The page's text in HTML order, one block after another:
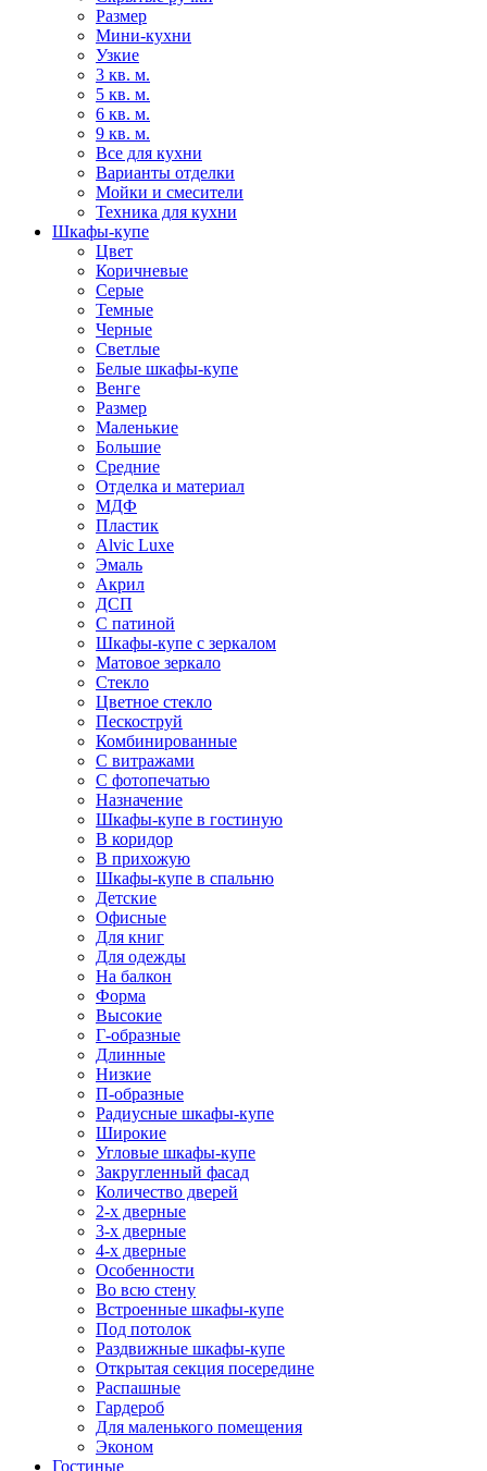
Размер
Мини-кухни
Узкие
3 кв. м.
5 кв. м.
6 кв. м.
9 кв. м.
Все для кухни
Варианты отделки
Мойки и смесители
Техника для кухни
Шкафы-купе
Цвет
Коричневые
Серые
Темные
Черные
Светлые
Белые шкафы-купе
Венге
Размер
Маленькие
Большие
Средние
Отделка и материал
МДФ
Пластик
Alvic Luxe
Эмаль
Акрил
ДСП
С патиной
Шкафы-купе с зеркалом
Матовое зеркало
Стекло
Цветное стекло
Пескоструй
Комбинированные
С витражами
С фотопечатью
Назначение
Шкафы-купе в гостиную
В коридор
В прихожую
Шкафы-купе в спальню
Детские
Офисные
Для книг
Для одежды
На балкон
Форма
Высокие
Г-образные
Длинные
Низкие
П-образные
Радиусные шкафы-купе
Широкие
Угловые шкафы-купе
Закругленный фасад
Количество дверей
2-х дверные
3-х дверные
4-х дверные
Особенности
Во всю стену
Встроенные шкафы-купе
Под потолок
Раздвижные шкафы-купе
Открытая секция посередине
Распашные
Гардероб
Для маленького помещения
Эконом
Гостиные